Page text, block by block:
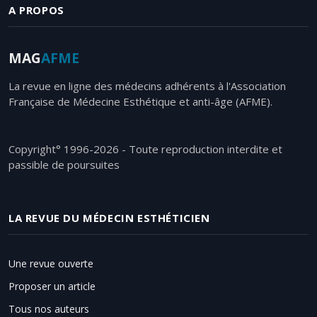
A PROPOS
MAGAFME
La revue en ligne des médecins adhérents à l'Association
Française de Médecine Esthétique et anti-âge (AFME).
Copyright° 1996-2026 - Toute reproduction interdite et
passible de poursuites
LA REVUE DU MÉDECIN ESTHÉTICIEN
Une revue ouverte
Proposer un article
Tous nos auteurs